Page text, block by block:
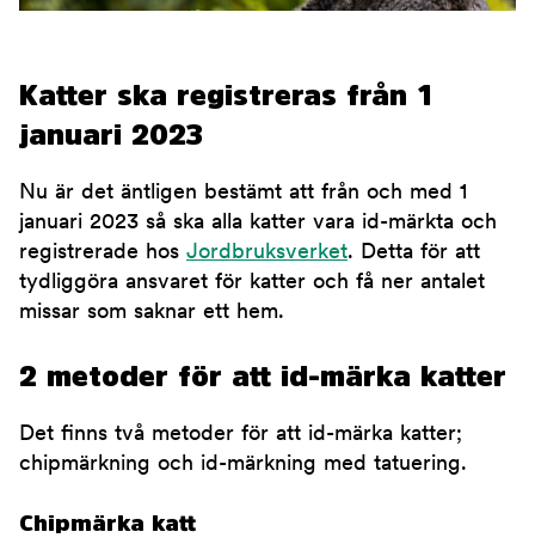
Katter ska registreras från 1
januari 2023
Nu är det äntligen bestämt att från och med 1
januari 2023 så ska alla katter vara id-märkta och
registrerade hos Jordbruksverket. Detta för att
tydliggöra ansvaret för katter och få ner antalet
missar som saknar ett hem.
2 metoder för att id-märka katter
Det finns två metoder för att id-märka katter;
chipmärkning och id-märkning med tatuering.
Chipmärka katt